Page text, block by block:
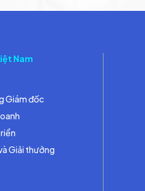
Nam
Giám đốc
Giải thưởng